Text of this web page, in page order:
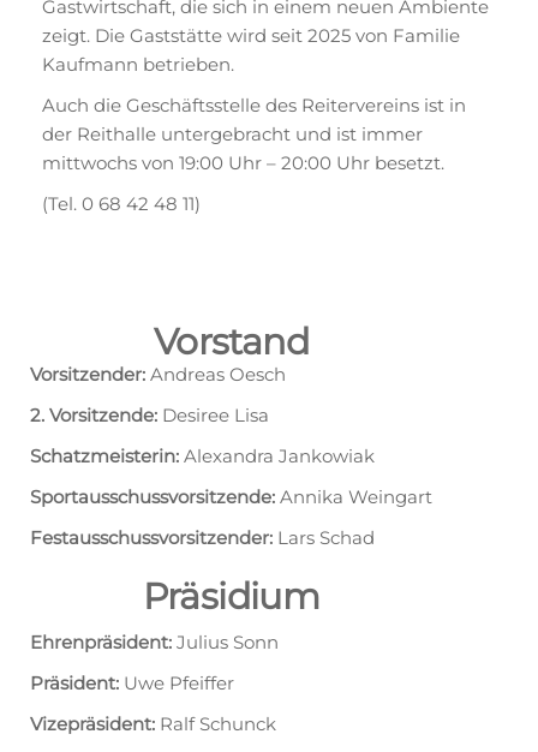
Gastwirtschaft, die sich in einem neuen Ambiente
zeigt. Die Gaststätte wird seit 2025 von Familie
Kaufmann betrieben.
Auch die Geschäftsstelle des Reitervereins ist in
der Reithalle untergebracht und ist immer
mittwochs von 19:00 Uhr – 20:00 Uhr besetzt.
(Tel. 0 68 42 48 11)
Vorstand
Vorsitzender: Andreas Oesch
2. Vorsitzende: Desiree Lisa
Schatzmeisterin: Alexandra Jankowiak
Sportausschussvorsitzende: Annika Weingart
Festausschussvorsitzender: Lars Schad
Präsidium
Ehrenpräsident: Julius Sonn
Präsident: Uwe Pfeiffer
Vizepräsident: Ralf Schunck